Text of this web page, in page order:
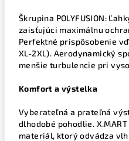
Škrupina POLYFUSION:
zaisťujúci maximálnu
Perfektné prispôsobenie
XL-2XL). Aerodynamický
menšie turbulencie pri
Komfort a výstelka
Vyberateľná a prateľná
dlhodobé pohodlie.
materiál, ktorý odvádza